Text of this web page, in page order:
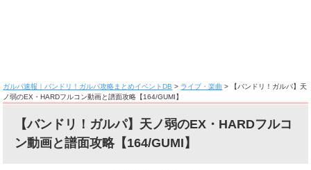
ガルパ速報｜バンドリ！ガルパ攻略まとめイベントDB > ライブ・楽曲 >
【バンドリ！ガルパ】天
ノ弱のEX・HARDフルコン動画と譜面攻略【164/GUMI】
【バンドリ！ガルパ】天ノ弱のEX・HARDフルコ
ン動画と譜面攻略【164/GUMI】